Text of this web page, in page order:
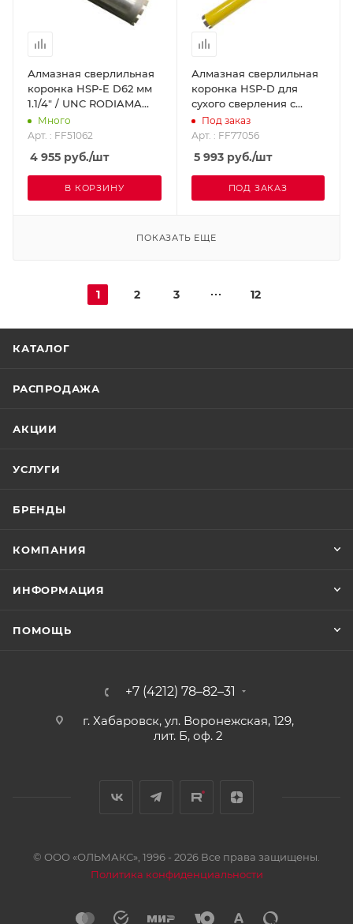
Алмазная сверлильная
коронка HSP-E D62 мм
1.1/4" / UNC RODIAMA
FF51062
Много
Арт. : FF51062
4 955 руб./шт
В КОРЗИНУ
Алмазная сверлильная
коронка HSP-D для
сухого сверления с
микроударом, диам. 56
мм 1 1/4 UNC
DR.SCHULZE FF77056
Под заказ
Арт. : FF77056
5 993руб./шт
ПОД ЗАКАЗ
ПОКАЗАТЬ ЕЩЕ
1 2 3 12
КАТАЛОГ
РАСПРОДАЖА
АКЦИИ
УСЛУГИ
БРЕНДЫ
КОМПАНИЯ
ИНФОРМАЦИЯ
ПОМОЩЬ
+7 (4212) 78–82–31
г. Хабаровск, ул. Воронежская, 129,
лит. Б, оф. 2
© ООО «ОЛЬМАКС», 1996 - 2026 Все права защищены.
Политика конфиденциальности